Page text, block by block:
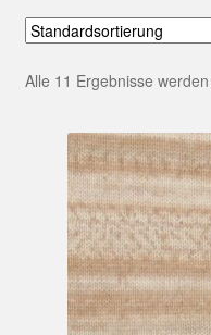
Alle 11 Ergebnisse